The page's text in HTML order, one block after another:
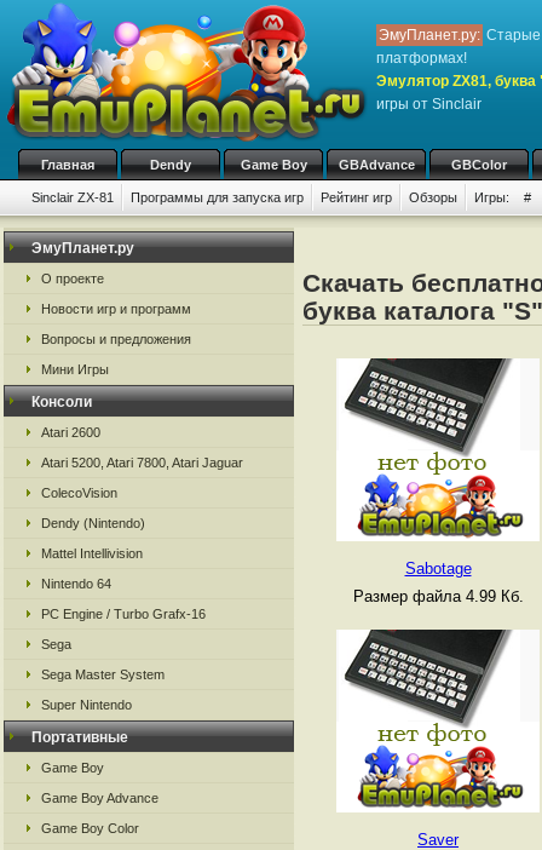
ЭмуПланет.ру: Старые
платформах!
Эмулятор ZX81, буква
игры от Sinclair
Главная Dendy Game Boy GBAdvance GBColor
Sinclair ZX-81 Программы для запуска игр Рейтинг игр Обзоры Игры: #
ЭмуПланет.ру
О проекте
Новости игр и программ
Вопросы и предложения
Мини Игры
Консоли
Atari 2600
Atari 5200, Atari 7800, Atari Jaguar
ColecoVision
Dendy (Nintendo)
Mattel Intellivision
Nintendo 64
PC Engine / Turbo Grafx-16
Sega
Sega Master System
Super Nintendo
Портативные
Game Boy
Game Boy Advance
Game Boy Color
Скачать
буква каталога "S"
Sabotage
Размер файла 4.99 Кб.
Saver